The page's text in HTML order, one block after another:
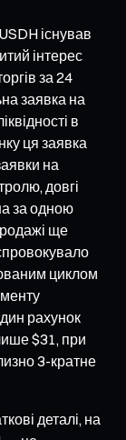
існував
інтерес
за 24
заявка на
в
ця заявка
на
довгі
за одною
ще
циклом
рахунок
$31, при
3-кратне
деталі, на